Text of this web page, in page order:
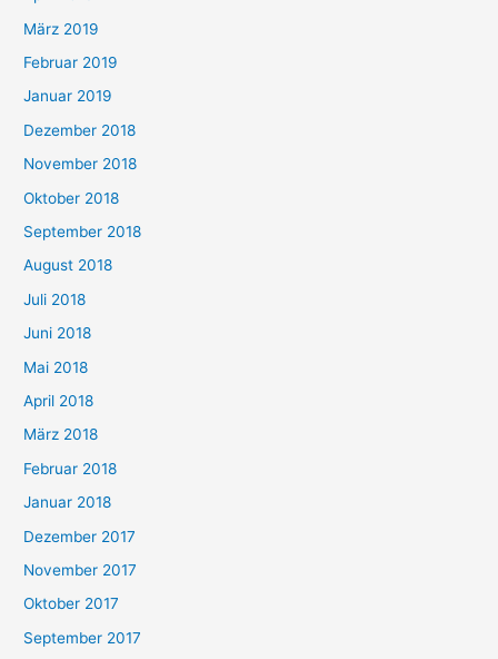
März 2019
Februar 2019
Januar 2019
Dezember 2018
November 2018
Oktober 2018
September 2018
August 2018
Juli 2018
Juni 2018
Mai 2018
April 2018
März 2018
Februar 2018
Januar 2018
Dezember 2017
November 2017
Oktober 2017
September 2017